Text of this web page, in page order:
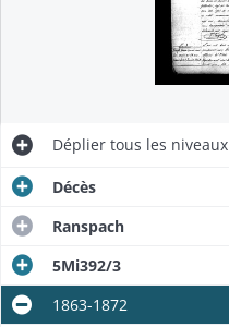
Déplier tous les niveaux
Décès
Ranspach
5Mi392/3
1863-1872